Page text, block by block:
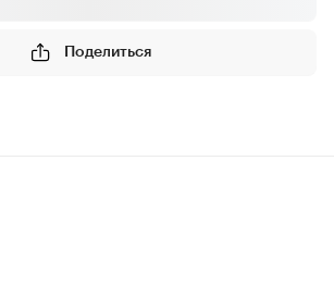
Поделиться